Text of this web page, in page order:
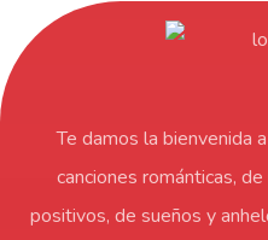
Te damos la bienvenida
canciones románticas,
positivos, de sueños y